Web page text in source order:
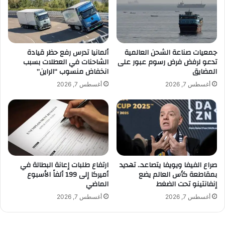
ا
ظ
ئ
ف
.
ه
ل
ب
ا
غ
ت
ا
ل
ش
ز
ش
ر
ا
ك
ت
م
ا
ل
ت
و
ي
ل
ا
ل
جمعيات صناعة الشحن العالمية
تدعو لرفض فرض رسوم عبور على
المضايق
أغسطس 7, 2026
ألمانيا تدرس رفع حظر قيادة
الشاحنات في العطلات بسبب
انخفاض منسوب “الراين”
أغسطس 7, 2026
صراع الفيفا ويويفا يتصاعد.. تهديد
بمقاطعة كأس العالم يضع
إنفانتينو تحت الضغط
أغسطس 7, 2026
ارتفاع طلبات إعانة البطالة في
أميركا إلى 199 ألفاً الأسبوع
الماضي
أغسطس 7, 2026